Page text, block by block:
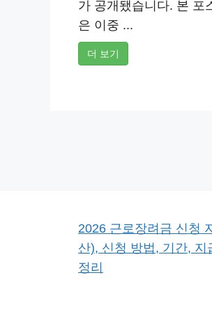
가 공개됐습니다. 본 포
은 이중 ...
더 보기
2026 근로장려금 신청
산), 신청 방법, 기간, 지
정리